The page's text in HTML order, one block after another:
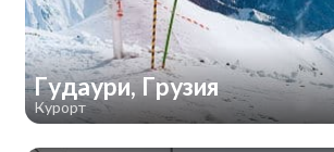
Гудаури, Грузия
Курорт